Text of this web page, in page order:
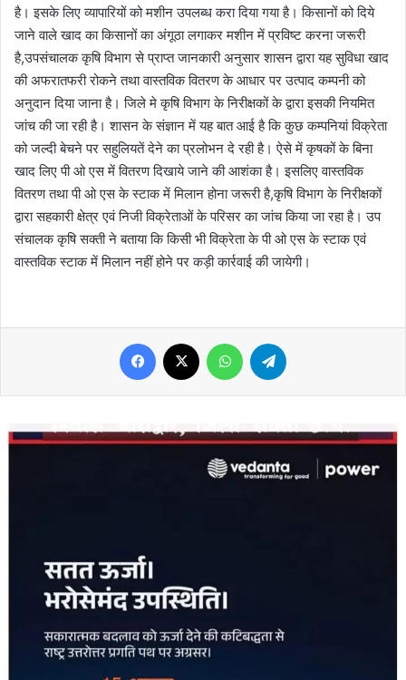
है। इसके लिए व्यापारियों को मशीन उपलब्ध करा दिया गया है। किसानों को दिये
जाने वाले खाद का किसानों का अंगूठा लगाकर मशीन में प्रविष्ट करना जरूरी
है,उपसंचालक कृषि विभाग से प्राप्त जानकारी अनुसार शासन द्वारा यह सुविधा खाद
की अफरातफरी रोकने तथा वास्तविक वितरण के आधार पर उत्पाद कम्पनी को
अनुदान दिया जाना है। जिले मे कृषि विभाग के निरीक्षकों के द्वारा इसकी नियमित
जांच की जा रही है। शासन के संज्ञान में यह बात आई है कि कुछ कम्पनियां विक्रेता
को जल्दी बेचने पर सहुलियतें देने का प्रलोभन दे रही है। ऐसे में कृषकों के बिना
खाद लिए पी ओ एस में वितरण दिखाये जाने की आशंका है। इसलिए वास्तविक
वितरण तथा पी ओ एस के स्टाक में मिलान होना जरूरी है,कृषि विभाग के निरीक्षकों
द्वारा सहकारी क्षेत्र एवं निजी विक्रेताओं के परिसर का जांच किया जा रहा है। उप
संचालक कृषि सक्ती ने बताया कि किसी भी विक्रेता के पी ओ एस के स्टाक एवं
वास्तविक स्टाक में मिलान नहीं होने पर कड़ी कार्रवाई की जायेगी।
Facebook WhatsApp